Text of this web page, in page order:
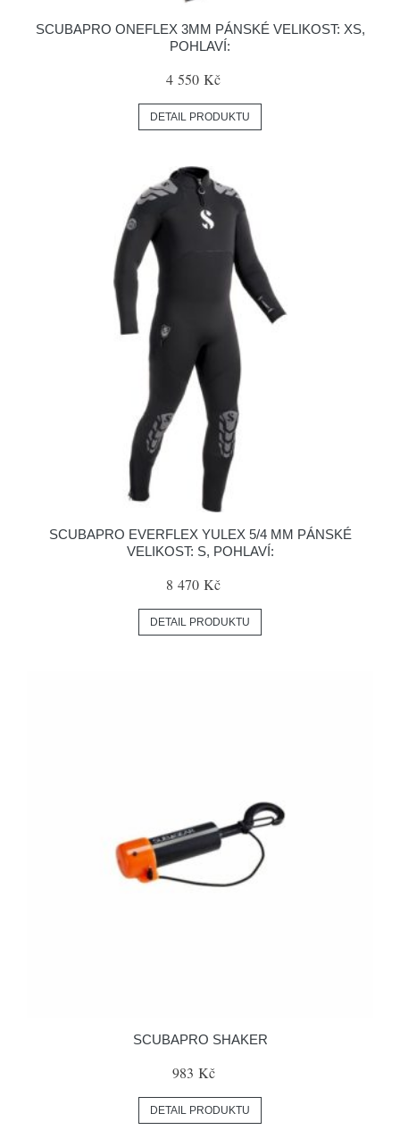
SCUBAPRO ONEFLEX 3MM PÁNSKÉ VELIKOST: XS,
POHLAVÍ:
4 550 Kč
DETAIL PRODUKTU
SCUBAPRO EVERFLEX YULEX 5/4 MM PÁNSKÉ
VELIKOST: S, POHLAVÍ:
8 470 Kč
DETAIL PRODUKTU
SCUBAPRO SHAKER
983 Kč
DETAIL PRODUKTU